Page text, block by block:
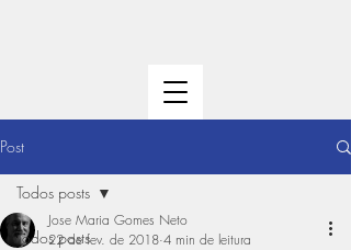
Post
Todos posts
Todos posts
Jose Maria Gomes Neto
22 de fev. de 2018 4 min de leitura